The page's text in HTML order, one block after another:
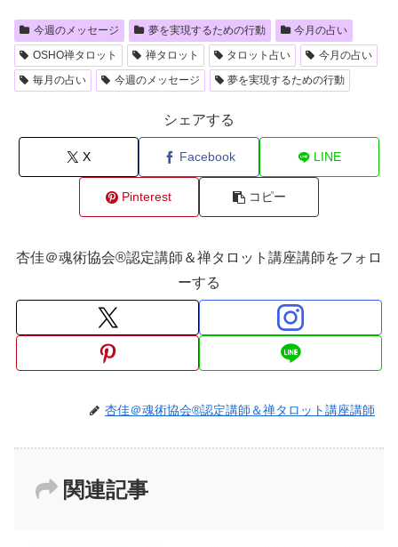
今週のメッセージ 夢を実現するための行動
今月の占い
OSHO禅タロット
禅タロット タロット占い
今月の占い
毎月の占い
今週のメッセージ 夢を実現するための行動
シェアする
X Facebook LINE
Pinterest コピー
杏佳＠魂術協会®認定講師＆禅タロット講座講師をフォロ
ーする
杏佳＠魂術協会®認定講師＆禅タロット講座講師
関連記事